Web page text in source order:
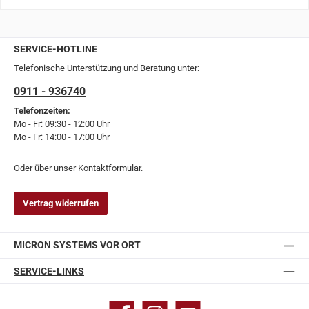
SERVICE-HOTLINE
Telefonische Unterstützung und Beratung unter:
0911 - 936740
Telefonzeiten:
Mo - Fr: 09:30 - 12:00 Uhr
Mo - Fr: 14:00 - 17:00 Uhr
Oder über unser Kontaktformular.
Vertrag widerrufen
MICRON SYSTEMS VOR ORT
SERVICE-LINKS